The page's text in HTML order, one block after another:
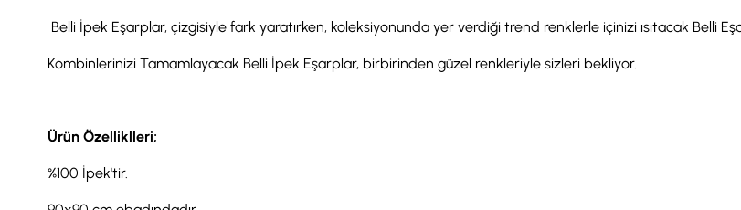
Belli İpek Eşarplar, çizgisiyle fark yaratırken, koleksiyonunda yer verdiği trend renklerle içinizi ısıtacak Belli
Kombinlerinizi Tamamlayacak Belli İpek Eşarplar, birbirinden güzel renkleriyle sizleri bekliyor.
Ürün Özelliklleri;
%100 İpek'tir.